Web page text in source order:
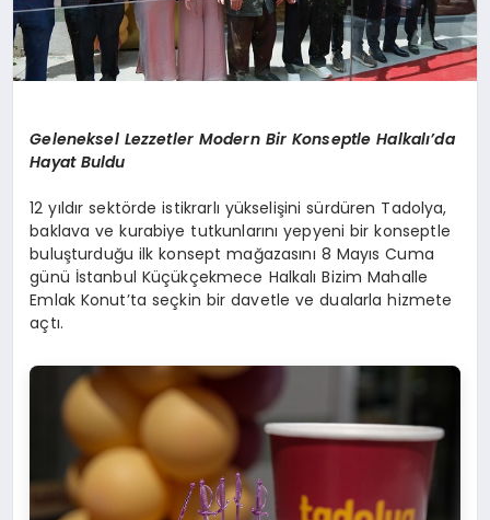
Geleneksel Lezzetler Modern Bir Konseptle Halkalı’da
Hayat Buldu
12 yıldır sektörde istikrarlı yükselişini sürdüren Tadolya,
baklava ve kurabiye tutkunlarını yepyeni bir konseptle
buluşturduğu ilk konsept mağazasını 8 Mayıs Cuma
günü İstanbul Küçükçekmece Halkalı Bizim Mahalle
Emlak Konut’ta seçkin bir davetle ve dualarla hizmete
açtı.